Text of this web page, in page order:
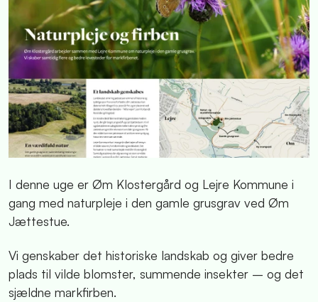
I denne uge er Øm Klostergård og Lejre Kommune i
gang med naturpleje i den gamle grusgrav ved Øm
Jættestue.
Vi genskaber det historiske landskab og giver bedre
plads til vilde blomster, summende insekter – og det
sjældne markfirben.